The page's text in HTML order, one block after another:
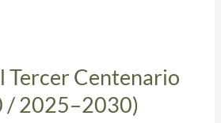
Tercer Centenario
/ 2025–2030)